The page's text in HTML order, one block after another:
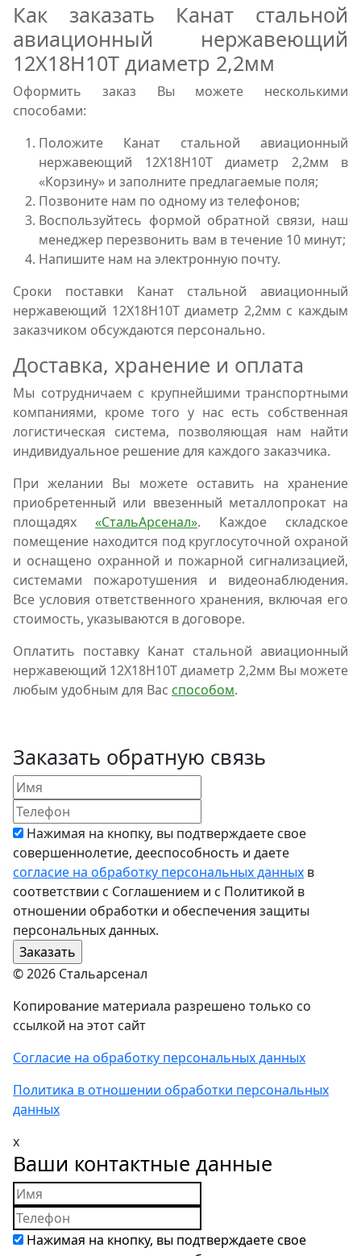
Как заказать Канат стальной
авиационный нержавеющий
12Х18Н10Т диаметр 2,2мм
Оформить заказ Вы можете несколькими
способами:
Положите Канат стальной авиационный
нержавеющий 12Х18Н10Т диаметр 2,2мм в
«Корзину» и заполните предлагаемые поля;
Позвоните нам по одному из телефонов;
Воспользуйтесь формой обратной связи, наш
менеджер перезвонить вам в течение 10 минут;
Напишите нам на электронную почту.
Сроки поставки Канат стальной авиационный
нержавеющий 12Х18Н10Т диаметр 2,2мм с каждым
заказчиком обсуждаются персонально.
Доставка, хранение и оплата
Мы сотрудничаем с крупнейшими транспортными
компаниями, кроме того у нас есть собственная
логистическая система, позволяющая нам найти
индивидуальное решение для каждого заказчика.
При желании Вы можете оставить на хранение
приобретенный или ввезенный металлопрокат на
площадях «СтальАрсенал». Каждое складское
помещение находится под круглосуточной охраной
и оснащено охранной и пожарной сигнализацией,
системами пожаротушения и видеонаблюдения.
Все условия ответственного хранения, включая его
стоимость, указываются в договоре.
Оплатить поставку Канат стальной авиационный
нержавеющий 12Х18Н10Т диаметр 2,2мм Вы можете
любым удобным для Вас способом.
Заказать обратную связь
Нажимая на кнопку, вы подтверждаете свое
совершеннолетие, дееспособность и даете
согласие на обработку персональных данных в
соответствии с Соглашением и с Политикой в
отношении обработки и обеспечения защиты
персональных данных.
© 2026 Стальарсенал
Копирование материала разрешено только со
ссылкой на этот сайт
Согласие на обработку персональных данных
Политика в отношении обработки персональных
данных
x
Ваши контактные данные
Нажимая на кнопку, вы подтверждаете свое